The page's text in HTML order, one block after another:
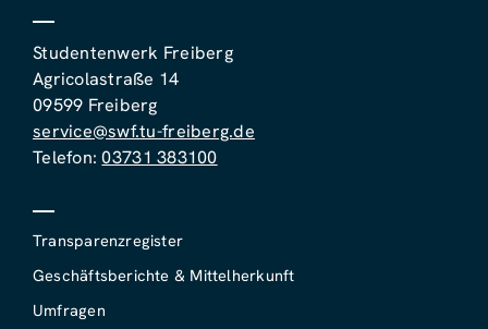
Studentenwerk Freiberg
Agricolastraße 14
09599 Freiberg
service@swf.tu-freiberg.de
Telefon:03731 383100
Transparenzregister
Geschäftsberichte & Mittelherkunft
Umfragen